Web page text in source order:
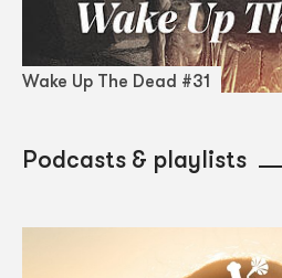
Wake Up The Dead #31
Podcasts & playlists